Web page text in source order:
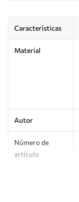
Características
Material
Autor
Número de
artículo